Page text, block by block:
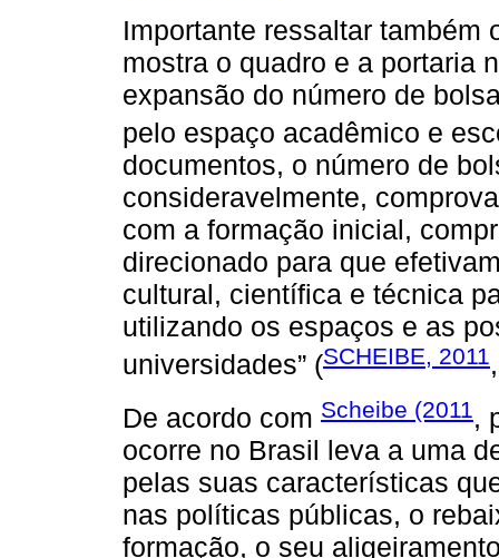
Importante ressaltar também
mostra o quadro e a portaria
expansão do número de
pelo espaço acadêmico e
documentos, o número de
consideravelmente,
com a formação inicial,
direcionado para que
cultural, científica e técnica
utilizando os espaços e as
universidades” (SCHEIBE, 2011
De acordo com Scheibe (2011,
ocorre no Brasil leva a uma
pelas suas características
nas políticas públicas, o
formação, o seu